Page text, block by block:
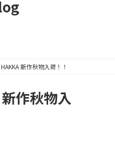
新作秋物入荷！！
作秋物入